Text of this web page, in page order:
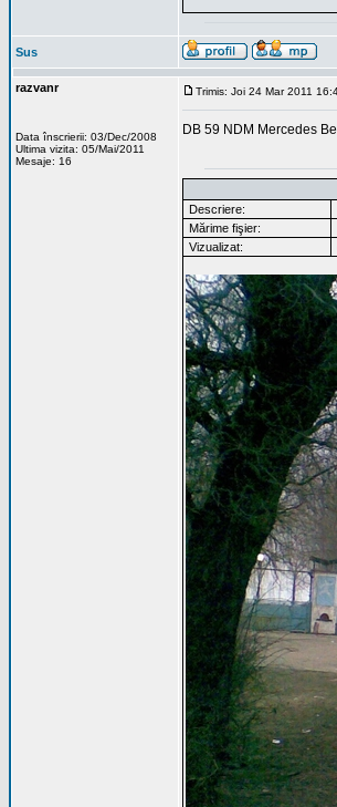
Sus
razvanr
Data înscrierii: 03/Dec/2008
Ultima vizita: 05/Mai/2011
Mesaje: 16
Trimis: Joi 24 Mar 2011
DB 59 NDM Mercedes
Descriere:
Mărime fişier:
Vizualizat: